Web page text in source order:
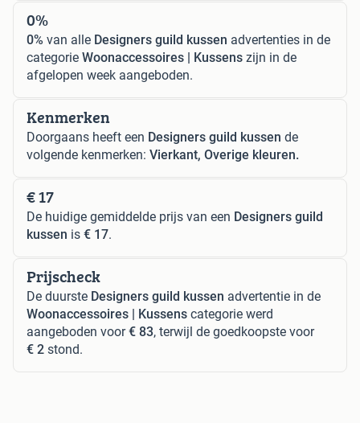
0%
0% van alle Designers guild kussen advertenties in de
categorie Woonaccessoires | Kussens zijn in de
afgelopen week aangeboden.
Kenmerken
Doorgaans heeft een Designers guild kussen de
volgende kenmerken: Vierkant, Overige kleuren.
€ 17
De huidige gemiddelde prijs van een Designers guild
kussen is € 17.
Prijscheck
De duurste Designers guild kussen advertentie in de
Woonaccessoires | Kussens categorie werd
aangeboden voor€ 83, terwijl de goedkoopste voor
€ 2 stond.